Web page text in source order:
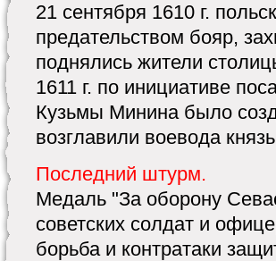
21 сентября 1610 г.
предательством бояр,
поднялись жители
1611 г. по инициативе
Кузьмы Минина было
возглавили воевода
Последний штурм.
Медаль "За оборону
советских солдат и
борьба и контратаки